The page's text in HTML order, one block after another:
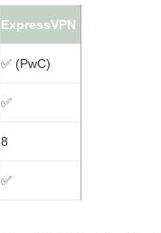
ExpressVPN
✅ (PwC)
✅
8
✅